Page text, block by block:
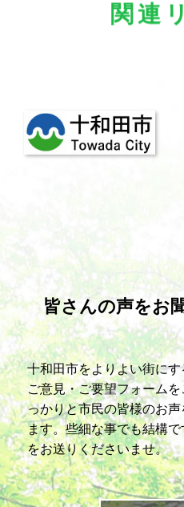
関連
皆さんの声をお
十和田市をよりよい街に
ご意見・ご要望フォーム
っかりと市民の皆様のお
ます。些細な事でも結構
をお送りくださいませ。